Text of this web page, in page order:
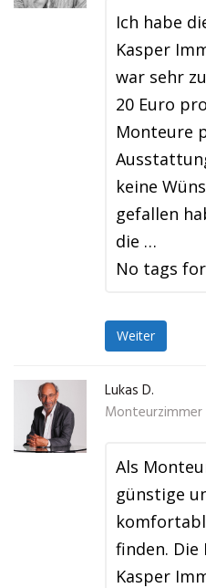
Ich habe
Kasper
war sehr
20 Euro
Monteure
keine
gefallen
die …
No tags
Weiter
Lukas D.
Als
günstige
finden.
Kasper